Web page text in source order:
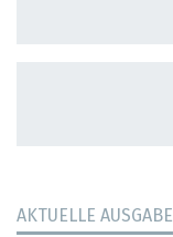
AKTUELLE AUSGABE